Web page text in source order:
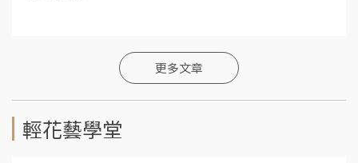
更多文章
輕花藝學堂